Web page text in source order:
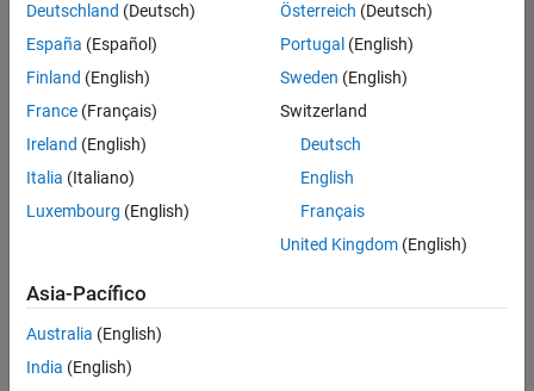
Deutschland (Deutsch)
España (Español)
Finland (English)
France (Français)
Ireland (English)
Italia (Italiano)
Luxembourg (English)
Österreich (Deutsch)
Portugal (English)
Sweden (English)
Switzerland
Deutsch
English
Français
United Kingdom(English)
Asia-Pacífico
Australia (English)
India (English)
Información de contacto
© 1994-2026 The MathWorks, Inc.